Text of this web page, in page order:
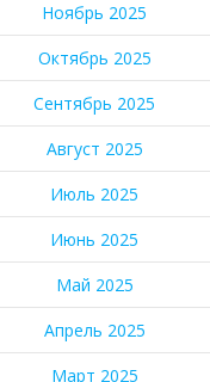
Ноябрь 2025
Октябрь 2025
Сентябрь 2025
Август 2025
Июль 2025
Июнь 2025
Май 2025
Апрель 2025
Март 2025